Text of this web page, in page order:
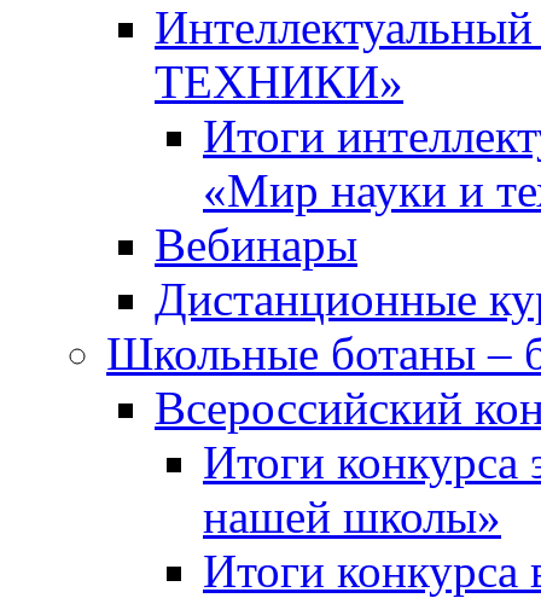
ТЕХНИКИ»
Итоги
«Мир науки и
Вебинары
Дистанционные
Школьные ботаны –
Всероссийский
Итоги
нашей школы»
Итоги конкурса